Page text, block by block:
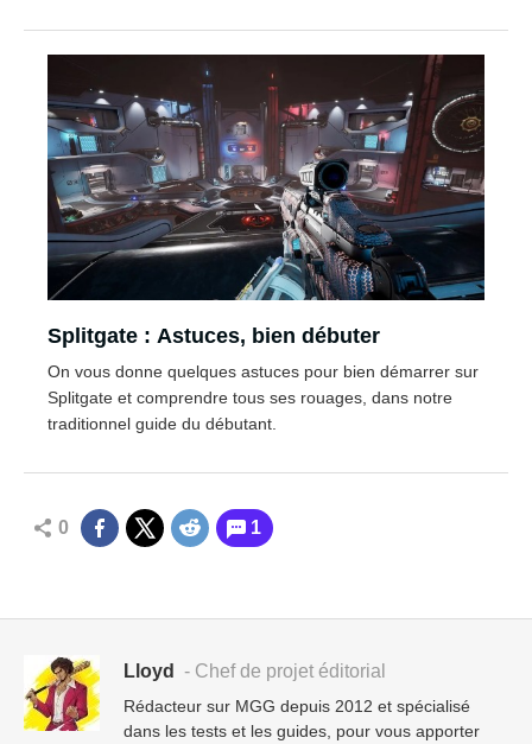
Splitgate : Astuces, bien débuter
On vous donne quelques astuces pour bien démarrer sur
Splitgate et comprendre tous ses rouages, dans notre
traditionnel guide du débutant.
0 1
Lloyd - Chef de projet éditorial
Rédacteur sur MGG depuis 2012 et spécialisé
dans les tests et les guides, pour vous apporter